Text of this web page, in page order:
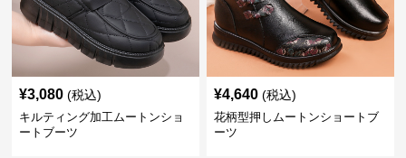
¥3,080 (税込)
キルティング加工ムートンショ
ートブーツ
¥4,640 (税込)
花柄型押しムートンショートブ
ーツ